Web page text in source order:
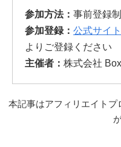
参加方法： 事前登録
参加登録： 公式サイ
よりご登録ください
主催者： 株式会社
本記事はアフィリエイト